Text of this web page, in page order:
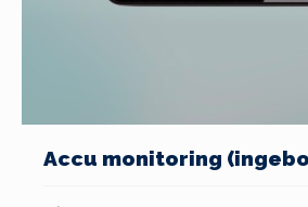
Accu monitoring